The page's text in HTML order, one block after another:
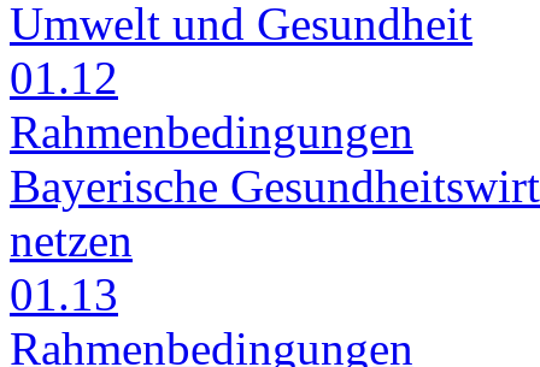
Um­welt und Ge­sund­heit
01.12
Rah­men­be­din­gun­gen
Baye­ri­sche
net­zen
01.13
Rah­men­be­din­gun­gen